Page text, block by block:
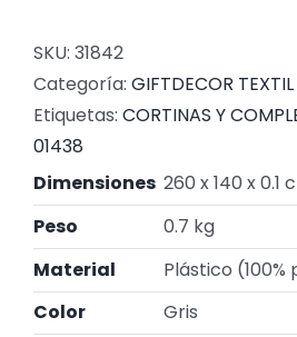
SKU: 31842
Categoría: GIFTDECOR
Etiquetas: CORTINAS Y
01438
Dimensiones 260 x 140 x 0.1
Peso
0.7 kg
Material
Plástico
Color
Gris